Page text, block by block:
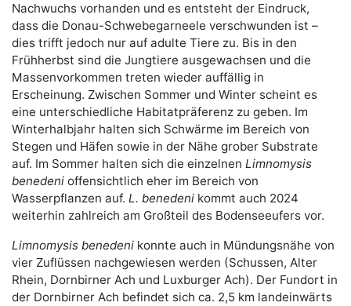
Nachwuchs vorhanden und es entsteht der Eindruck,
dass die Donau-Schwebegarneele verschwunden ist –
dies trifft jedoch nur auf adulte Tiere zu. Bis in den
Frühherbst sind die Jungtiere ausgewachsen und die
Massenvorkommen treten wieder auffällig in
Erscheinung. Zwischen Sommer und Winter scheint es
eine unterschiedliche Habitatpräferenz zu geben. Im
Winterhalbjahr halten sich Schwärme im Bereich von
Stegen und Häfen sowie in der Nähe grober Substrate
auf. Im Sommer halten sich die einzelnenLimnomysis
benedeni offensichtlich eher im Bereich von
Wasserpflanzen auf.L. benedeni kommt auch 2024
weiterhin zahlreich am Großteil des Bodenseeufers vor.
Limnomysis benedeni konnte auch in Mündungsnähe von
vier Zuflüssen nachgewiesen werden (Schussen, Alter
Rhein, Dornbirner Ach und Luxburger Ach). Der Fundort in
der Dornbirner Ach befindet sich ca. 2,5 km landeinwärts